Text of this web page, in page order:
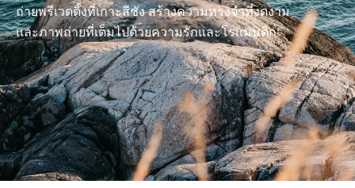
ถ่ายพรีเวดดิ้งที่เกาะสีชัง สร้างความทรงจำที่งดงาม
และภาพถ่ายที่เต็มไปด้วยความรักและโรแมนติก!